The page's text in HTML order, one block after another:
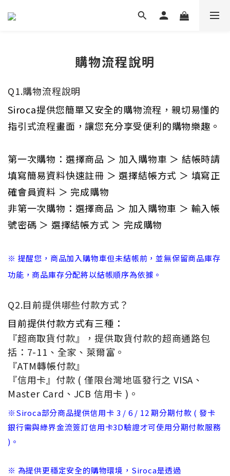
購物流程說明
Q1.購物流程說明
Siroca提供您簡單又安全的購物流程，親切易懂的
指引式流程畫面，讓您充分享受便利的購物樂趣。
第一次購物：選擇商品 ＞ 加入購物車 ＞ 結帳時請
填寫簡易資料快速註冊 ＞ 選擇結帳方式 ＞ 填寫正
確會員資料 ＞ 完成購物
非第一次購物：選擇商品 ＞ 加入購物車 ＞ 輸入帳
號密碼 ＞ 選擇結帳方式 ＞ 完成購物
※ 提醒您，商品加入購物車但未結帳前，並無保留商品庫存
功能，商品庫存分配將以結帳順序為依據。
Q2.目前提供哪些付款方式？
目前提供付款方式有三種：
『超商取貨付款』，提供取貨付款的超商通路包
括：7-11、全家、萊爾富。
『ATM轉帳付款』
『信用卡』付款 ( 僅限台灣地區發行之 VISA、
Master Card、JCB 信用卡 )。
※siroca部分商品提供信用卡 3 / 6 / 12 期分期付款 ( 發卡
銀行需與綠界金流簽訂信用卡3D驗證才可使用分期付款服務
)。
※ 為提供更穩定安全的購物環境，siroca是透過